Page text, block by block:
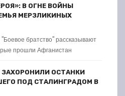
В ОГНЕ ВОЙНЫ
МЕРЗЛИКИНЫХ
братство" рассказывают
прошли Афганистан
ЗАХОРОНИЛИ ОСТАНКИ
ПОД СТАЛИНГРАДОМ В